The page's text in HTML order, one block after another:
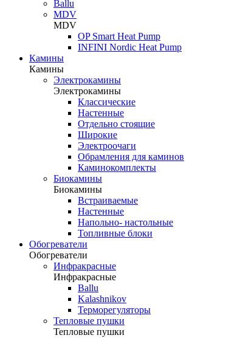
Ballu
MDV
MDV
OP Smart Heat Pump
INFINI Nordic Heat Pump
Камины
Камины
Электрокамины
Электрокамины
Классические
Настенные
Отдельно стоящие
Широкие
Электроочаги
Обрамления для каминов
Каминокомплекты
Биокамины
Биокамины
Встраиваемые
Настенные
Напольно- настольные
Топливные блоки
Обогреватели
Обогреватели
Инфракрасные
Инфракрасные
Ballu
Kalashnikov
Терморегуляторы
Тепловые пушки
Тепловые пушки